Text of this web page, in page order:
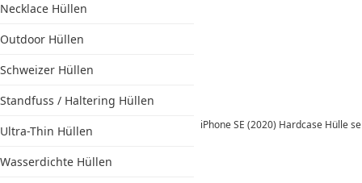
Necklace Hüllen
Outdoor Hüllen
Schweizer Hüllen
Standfuss / Haltering Hüllen
Ultra-Thin Hüllen
Wasserdichte Hüllen
iPhone SE (2020) Hardcase Hülle